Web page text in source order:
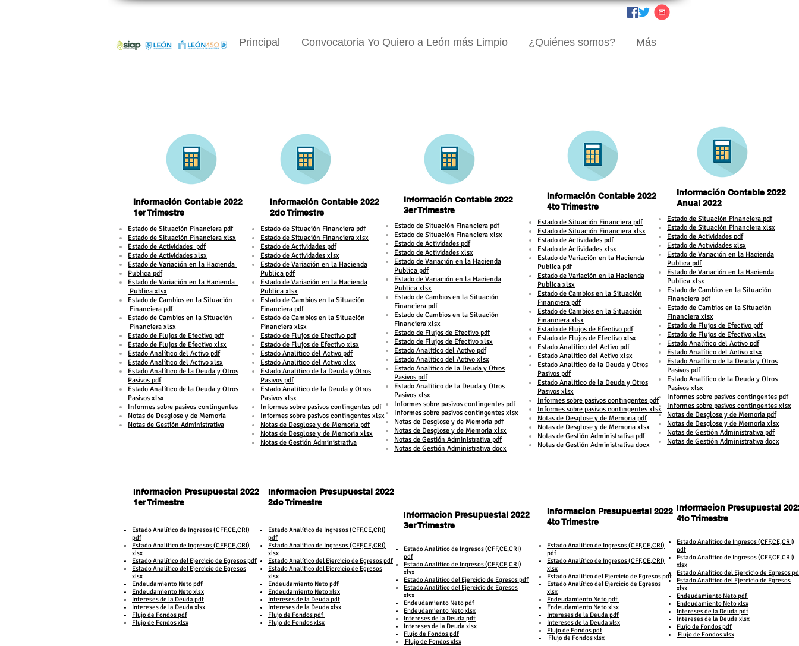
Principal Convocatoria Yo Quiero a León más Limpio ¿Quiénes somos? Más
Información Contable 2022
1er Trimestre
1er Trimestre
​Estado de Situación Financiera pdf
Estado de Situación Financiera xlsx
Estado de Actividades pdf
Estado de Actividades xlsx
Estado de Variación en la Hacienda
Publica pdf
Estado de Variación en la Hacienda
Publica xlsx
Estado de Cambios en la Situación
Financiera pdf
Estado de Cambios en la Situación
Financiera xlsx
Estado de Flujos de Efectivo pdf
Estado de Flujos de Efectivo xlsx
Estado Analítico del Activo pdf
Estado Analítico del Activo xlsx
Estado Analítico de la Deuda y Otros
Pasivos pdf
Estado Analítico de la Deuda y Otros
Pasivos xlsx
Informes sobre pasivos contingentes
Notas de Desglose y de Memoria
Notas de Gestión Administrativa
​Estado de Situación Financiera pdf
Estado de Situación Financiera xlsx
Estado de Actividades pdf
Estado de Actividades xlsx
Estado de Variación en la Hacienda
Publica pdf
Estado de Variación en la Hacienda
Publica xlsx
Estado de Cambios en la Situación
Financiera pdf
Estado de Cambios en la Situación
Financiera xlsx
Estado de Flujos de Efectivo pdf
Estado de Flujos de Efectivo xlsx
Estado Analítico del Activo pdf
Estado Analítico del Activo xlsx
Estado Analítico de la Deuda y Otros
Pasivos pdf
Estado Analítico de la Deuda y Otros
Pasivos xlsx
Informes sobre pasivos contingentes pdf
Informes sobre pasivos contingentes xlsx
Notas de Desglose y de Memoria pdf
Notas de Desglose y de Memoria xlsx
Notas de Gestión Administrativa
Informacion Presupuestal 2022
1er Trimestre
​Estado Analítico de Ingresos (CFF,CE,CRI)
pdf
​Estado Analítico de Ingresos (CFF,CE,CRI)
xlsx
Estado Analítico del Ejercicio de Egresos pdf
Estado Analítico del Ejercicio de Egresos
xlsx
Endeudamiento Neto pdf
Endeudamiento Neto xlsx
Intereses de la Deuda pdf
Intereses de la Deuda xlsx
Flujo de Fondos pdf
Flujo de Fondos xlsx
Informacion Presupuestal 2022
2do Trimestre
​Estado Analítico de Ingresos (CFF,CE,CRI)
pdf
Estado Analítico de Ingresos (CFF,CE,CRI)
xlsx
Estado Analítico del Ejercicio de Egresos pdf
Estado Analítico del Ejercicio de Egresos
xlsx
Endeudamiento Neto pdf
Endeudamiento Neto xlsx
Intereses de la Deuda pdf
Intereses de la Deuda xlsx
Flujo de Fondos pdf
Flujo de Fondos xlsx
Información Contable 2022
3er Trimestre
​Estado de Situación Financiera pdf
Estado de Situación Financiera xlsx
Estado de Actividades pdf
Estado de Actividades xlsx
Estado de Variación en la Hacienda
Publica pdf
Estado de Variación en la Hacienda
Publica xlsx
Estado de Cambios en la Situación
Financiera pdf
Estado de Cambios en la Situación
Financiera xlsx
Estado de Flujos de Efectivo pdf
Estado de Flujos de Efectivo xlsx
Estado Analítico del Activo pdf
Estado Analítico del Activo xlsx
Estado Analítico de la Deuda y Otros
Pasivos pdf
Estado Analítico de la Deuda y Otros
Pasivos xlsx
Informes sobre pasivos contingentes pdf
Informes sobre pasivos contingentes xlsx
Notas de Desglose y de Memoria pdf
Notas de Desglose y de Memoria xlsx
Notas de Gestión Administrativa pdf
Notas de Gestión Administrativa docx
Informacion Presupuestal 2022
3er Trimestre
​Estado Analítico de Ingresos (CFF,CE,CRI)
pdf
Estado Analítico de Ingresos (CFF,CE,CRI)
xlsx
Estado Analítico del Ejercicio de Egresos pdf
Estado Analítico del Ejercicio de Egresos
xlsx
Endeudamiento Neto pdf
Endeudamiento Neto xlsx
Intereses de la Deuda pdf
Intereses de la Deuda xlsx
Flujo de Fondos pdf
Flujo de Fondos xlsx
Información Contable 2022
2do Trimestre
Información Contable 2022
4to Trimestre
​Estado de Situación Financiera pdf
Estado de Situación Financiera xlsx
Estado de Actividades pdf
Estado de Actividades xlsx
Estado de Variación en la Hacienda
Publica pdf
Estado de Variación en la Hacienda
Publica xlsx
Estado de Cambios en la Situación
Financiera pdf
Estado de Cambios en la Situación
Financiera xlsx
Estado de Flujos de Efectivo pdf
Estado de Flujos de Efectivo xlsx
Estado Analítico del Activo pdf
Estado Analítico del Activo xlsx
Estado Analítico de la Deuda y Otros
Pasivos pdf
Estado Analítico de la Deuda y Otros
Pasivos xlsx
Informes sobre pasivos contingentes pdf
Informes sobre pasivos contingentes xlsx
Notas de Desglose y de Memoria pdf
Notas de Desglose y de Memoria xlsx
Notas de Gestión Administrativa pdf
Notas de Gestión Administrativa docx
Informacion Presupuestal 2022
4to Trimestre
​Estado Analítico de Ingresos (CFF,CE,CRI)
pdf
Estado Analítico de Ingresos (CFF,CE,CRI)
xlsx
Estado Analítico del Ejercicio de Egresos pdf
Estado Analítico del Ejercicio de Egresos
xlsx
Endeudamiento Neto pdf
Endeudamiento Neto xlsx
Intereses de la Deuda pdf
Intereses de la Deuda xlsx
Flujo de Fondos pdf
Flujo de Fondos xlsx
Información Contable 2022
Anual 2022
​Estado de Situación Financiera pdf
Estado de Situación Financiera xlsx
Estado de Actividades pdf
Estado de Actividades xlsx
Estado de Variación en la Hacienda
Publica pdf
Estado de Variación en la Hacienda
Publica xlsx
Estado de Cambios en la Situación
Financiera pdf
Estado de Cambios en la Situación
Financiera xlsx
Estado de Flujos de Efectivo pdf
Estado de Flujos de Efectivo xlsx
Estado Analítico del Activo pdf
Estado Analítico del Activo xlsx
Estado Analítico de la Deuda y Otros
Pasivos pdf
Estado Analítico de la Deuda y Otros
Pasivos xlsx
Informes sobre pasivos contingentes pdf
Informes sobre pasivos contingentes xlsx
Notas de Desglose y de Memoria pdf
Notas de Desglose y de Memoria xlsx
Notas de Gestión Administrativa pdf
Notas de Gestión Administrativa docx
Informacion Presupuestal
4to Trimestre
​Estado Analítico de Ingresos (CFF,CE,CRI)
pdf
Estado Analítico de Ingresos (CFF,CE,CRI)
xlsx
Estado Analítico del Ejercicio de Egresos
Estado Analítico del Ejercicio de Egresos
xlsx
Endeudamiento Neto pdf
Endeudamiento Neto xlsx
Intereses de la Deuda pdf
Intereses de la Deuda xlsx
Flujo de Fondos pdf
Flujo de Fondos xlsx